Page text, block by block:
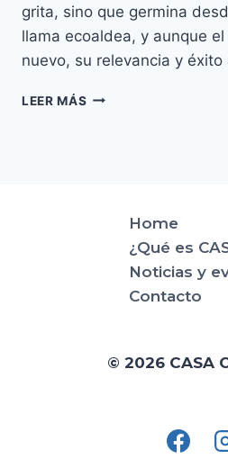
grita, sino que germina
llama ecoaldea, y aunque
nuevo, su relevancia y
LEER MÁS ECOALDEAS,
Home
¿Qué es
Noticias y
Contacto
© 2026 CASA